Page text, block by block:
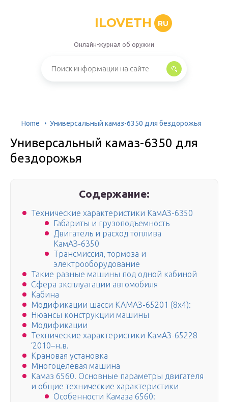
ILOVETH RU
Онлайн-журнал об оружии
Home Универсальный камаз-6350 для бездорожья
Универсальный камаз-6350 для
бездорожья
Содержание:
Технические характеристики КамАЗ-6350
Габариты и грузоподъемность
Двигатель и расход топлива
КамАЗ-6350
Трансмиссия, тормоза и
электрооборудование
Такие разные машины под одной кабиной
Сфера эксплуатации автомобиля
Кабина
Модификации шасси КАМАЗ-65201 (8х4):
Нюансы конструкции машины
Модификации
Технические характеристики КамАЗ-65228
‘2010–н.в.
Крановая установка
Многоцелевая машина
Камаз 6560. Основные параметры двигателя
и общие технические характеристики
Особенности Камаза 6560: